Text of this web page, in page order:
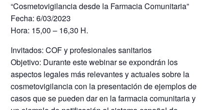
“Cosmetovigilancia desde la Farmacia Comunitaria”
Fecha: 6/03/2023
Hora: 15,00 – 16,30 H.
Invitados: COF y profesionales sanitarios
Objetivo: Durante este webinar se expondrán los
aspectos legales más relevantes y actuales sobre la
cosmetovigilancia con la presentación de ejemplos de
casos que se pueden dar en la farmacia comunitaria y